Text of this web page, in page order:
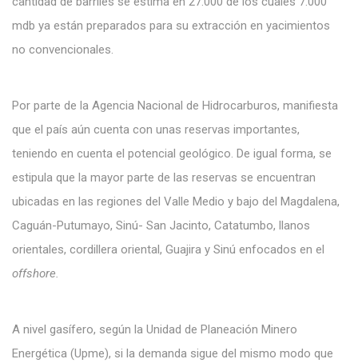
mdb ya están preparados para su extracción en yacimientos
no convencionales.
Por parte de la Agencia Nacional de Hidrocarburos, manifiesta
que el país aún cuenta con unas reservas importantes,
teniendo en cuenta el potencial geológico. De igual forma, se
estipula que la mayor parte de las reservas se encuentran
ubicadas en las regiones del Valle Medio y bajo del Magdalena,
Caguán-Putumayo, Sinú- San Jacinto, Catatumbo, llanos
orientales, cordillera oriental, Guajira y Sinú enfocados en el
offshore.
A nivel gasífero, según la Unidad de Planeación Minero
Energética (Upme), si la demanda sigue del mismo modo que